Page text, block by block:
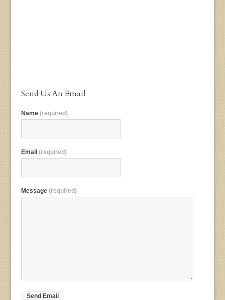
Send Us An Email
Name(required)
Email(required)
Message(required)